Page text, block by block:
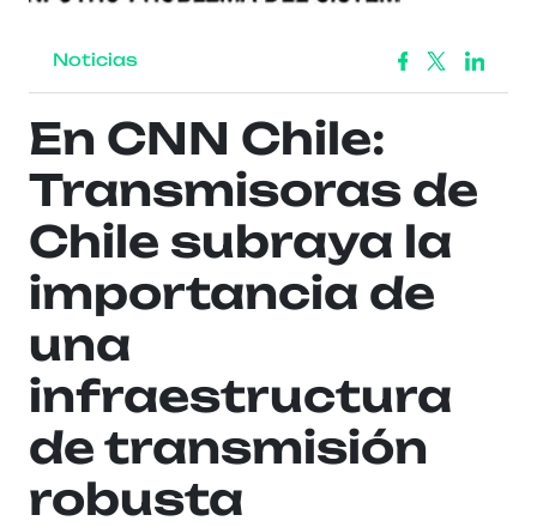
Noticias
En CNN Chile:
Transmisoras de
Chile subraya la
importancia de
una
infraestructura
de transmisión
robusta